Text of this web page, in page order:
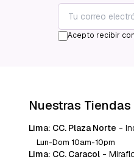
Acepto recibir
Nuestras Tiendas
Lima: CC. Plaza Norte -
Lun-Dom 10am-10pm
Lima: CC. Caracol -